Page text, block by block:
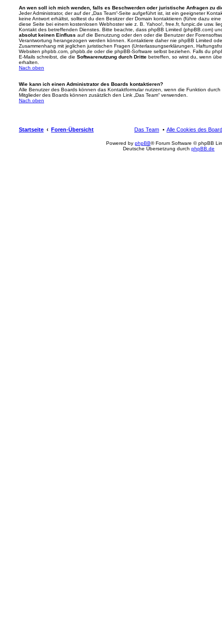
An wen soll ich mich wenden, falls es Beschwerden oder juristische Anfragen zu
Jeder Administrator, der auf der „Das Team“-Seite aufgeführt ist, ist ein geeigneter
keine Antwort erhältst, solltest du den Besitzer der Domain kontaktieren (führe dazu eine
diese Seite bei einem kostenlosen Webhoster wie z. B. Yahoo!, free.fr, funpic.de usw.
Kontakt des betreffenden Dienstes. Bitte beachte, dass phpBB Limited (phpBB.com)
absolut keinen Einfluss auf die Benutzung oder den oder die Benutzer der
Verantwortung herangezogen werden können. Kontaktiere daher nie phpBB Limited
Zusammenhang mit jeglichen juristischen Fragen (Unterlassungserklärungen,
Websiten phpbb.com, phpbb.de oder die phpBB-Software selbst beziehen. Falls du
E-Mails schreibst, die die Softwarenutzung durch Dritte betreffen, so wirst du, wenn
erhalten.
Nach oben
Wie kann ich einen Administrator des Boards kontaktieren?
Alle Benutzer des Boards können das Kontaktformular nutzen, wenn die Funktion
Mitglieder des Boards können zusätzlich den Link „Das Team“ verwenden.
Nach oben
Startseite Foren-Übersicht Alle Cookies des
Das Team
Powered by phpBB® Forum Software © phpBB
Deutsche Übersetzung durch phpBB.de